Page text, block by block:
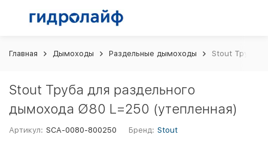
Главная Дымоходы Раздельные дымоходы Stout Труба
Stout Труба для раздельного
дымохода Ø80 L=250 (утепленная)
Артикул: SCA-0080-800250 Бренд: Stout